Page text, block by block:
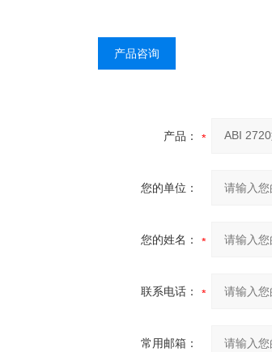
产品咨询
产品：
您的单位：
您的姓名：
联系电话：
常用邮箱：